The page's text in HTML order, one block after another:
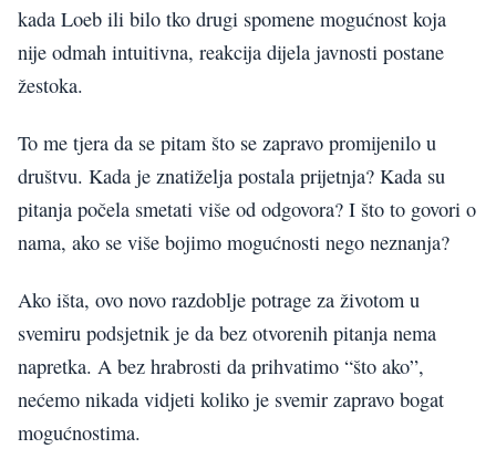
kada Loeb ili bilo tko drugi spomene mogućnost koja
nije odmah intuitivna, reakcija dijela javnosti postane
žestoka.
To me tjera da se pitam što se zapravo promijenilo u
društvu. Kada je znatiželja postala prijetnja? Kada su
pitanja počela smetati više od odgovora? I što to govori o
nama, ako se više bojimo mogućnosti nego neznanja?
Ako išta, ovo novo razdoblje potrage za životom u
svemiru podsjetnik je da bez otvorenih pitanja nema
napretka. A bez hrabrosti da prihvatimo “što ako”,
nećemo nikada vidjeti koliko je svemir zapravo bogat
mogućnostima.